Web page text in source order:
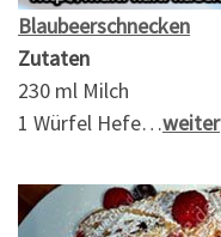
Blaubeerschnecken
Zutaten
230 ml Milch
1 Würfel Hefe…weiter